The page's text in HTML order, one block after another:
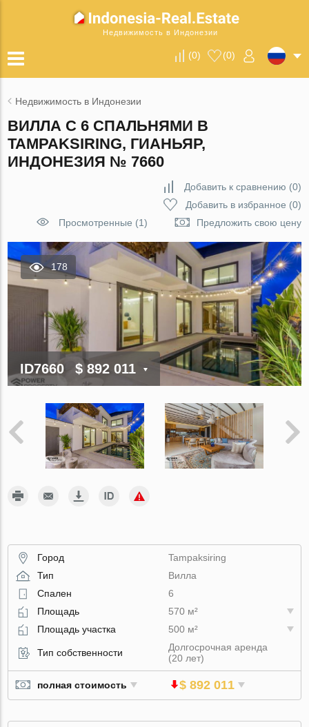
Недвижимость в Индонезии
(0) (0)
Недвижимость в Индонезии
ВИЛЛА С 6 СПАЛЬНЯМИ В
TAMPAKSIRING, ГИАНЬЯР,
ИНДОНЕЗИЯ № 7660
Добавить к сравнению (0)
Добавить в избранное (0)
Просмотренные (1)
Предложить свою цену
178
ID7660 $ 892 011
Город
Tampaksiring
Тип
Вилла
Спален
6
Площадь
570 м²
Площадь участка
500 м²
Тип собственности
Долгосрочная аренда
(20 лет)
полная стоимость $ 892 011